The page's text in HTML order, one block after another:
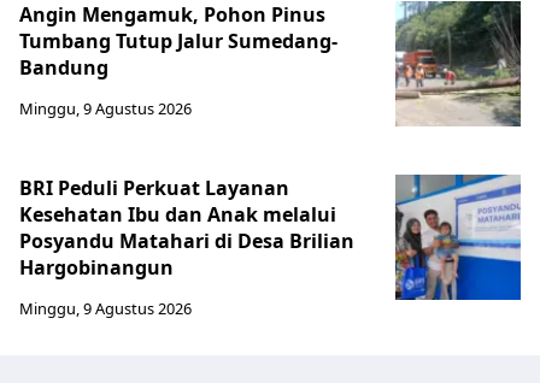
Angin Mengamuk, Pohon Pinus
Tumbang Tutup Jalur Sumedang-
Bandung
Minggu, 9 Agustus 2026
BRI Peduli Perkuat Layanan
Kesehatan Ibu dan Anak melalui
Posyandu Matahari di Desa Brilian
Hargobinangun
Minggu, 9 Agustus 2026